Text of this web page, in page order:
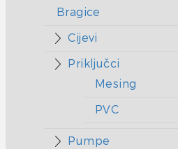
Bragice
Cijevi
Priključci
Mesing
PVC
Pumpe